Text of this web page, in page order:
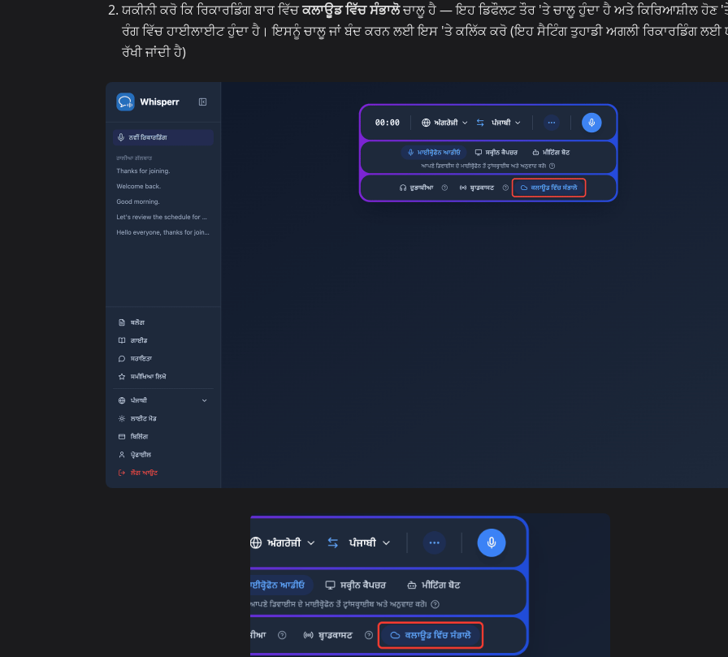
ਯਕੀਨੀ ਕਰੋ ਕਿ ਰਿਕਾਰਡਿੰਗ ਬਾਰ ਵਿੱਚਕਲਾਊਡ ਵਿੱਚ ਸੰਭਾਲੋਚਾਲੂ ਹੈ — ਇਹ ਡਿਫੌਲਟ ਤੌਰ 'ਤੇ ਚਾਲੂ ਹੁੰਦਾ ਹੈ ਅਤੇ ਕਿਰਿਆਸ਼ੀਲ ਹੋਣ
ਰੰਗ ਵਿੱਚ ਹਾਈਲਾਈਟ ਹੁੰਦਾ ਹੈ। ਇਸਨੂੰ ਚਾਲੂ ਜਾਂ ਬੰਦ ਕਰਨ ਲਈ ਇਸ 'ਤੇ ਕਲਿੱਕ ਕਰੋ (ਇਹ ਸੈਟਿੰਗ ਤੁਹਾਡੀ ਅਗਲੀ ਰਿਕਾਰਡਿੰਗ ਲਈ
ਰੱਖੀ ਜਾਂਦੀ ਹੈ)